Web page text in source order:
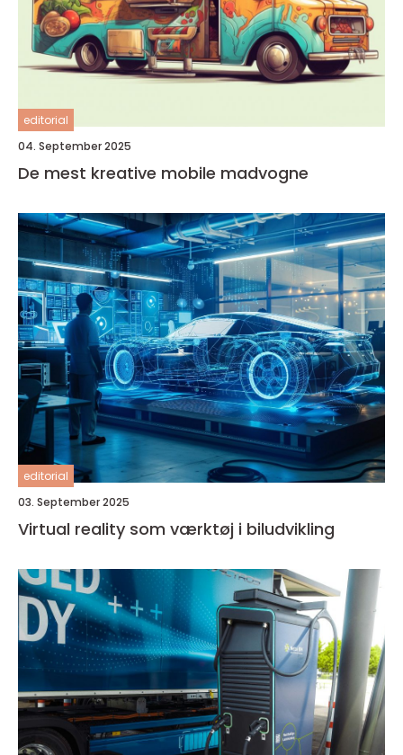
editorial
04. September 2025
De mest kreative mobile madvogne
editorial
03. September 2025
Virtual reality som værktøj i biludvikling